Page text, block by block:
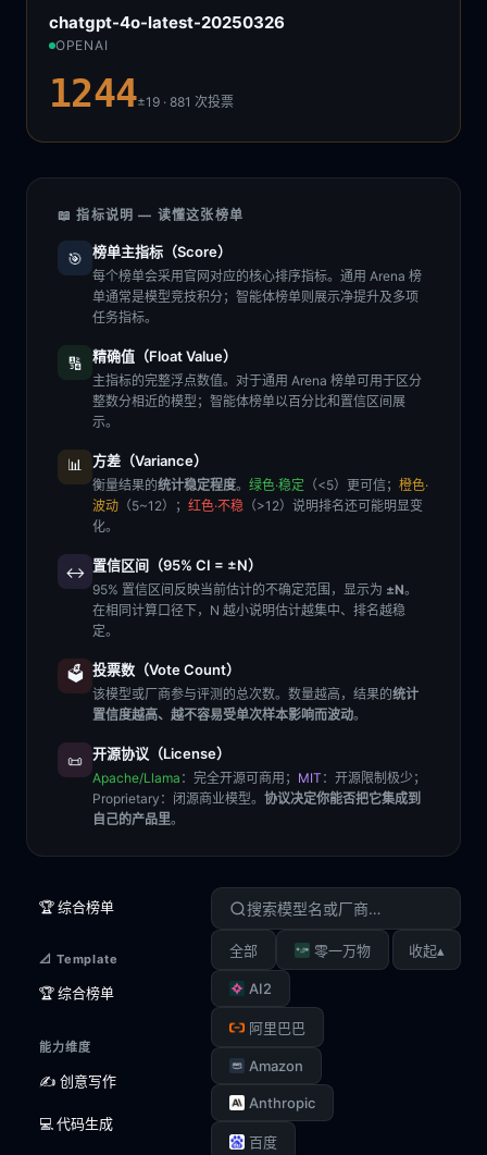
chatgpt-4o-latest-20250326
OPENAI
1244±19 · 881次投票
📖 指标说明 — 读懂这张榜单
🎯 榜单主指标（Score）
每个榜单会采用官网对应的核心排序指标。通用 Arena 榜
单通常是模型竞技积分；智能体榜单则展示净提升及多项
任务指标。
🔢 精确值（Float Value）
主指标的完整浮点数值。对于通用 Arena 榜单可用于区分
整数分相近的模型；智能体榜单以百分比和置信区间展
示。
📊 方差（Variance）
衡量结果的统计稳定程度。 绿色·稳定 （<5）更可信； 橙色·
波动 （5~12）； 红色·不稳 （>12）说明排名还可能明显变
化。
↔️ 置信区间（95% CI = ±N）
95% 置信区间反映当前估计的不确定范围，显示为 ±N。
在相同计算口径下，N 越小说明估计越集中、排名越稳
定。
🗳️ 投票数（Vote Count）
该模型或厂商参与评测的总次数。数量越高，结果的统计
置信度越高、越不容易受单次样本影响而波动。
📜 开源协议（License）
Apache/Llama ：完全开源可商用； MIT ：开源限制极少；
Proprietary ：闭源商业模型。 协议决定你能否把它集成到
自己的产品里。
🏆 综合榜单
📐 Template
🏆 综合榜单
能力维度
✍️ 创意写作
💻 代码生成
全部 零一万物
AI2
阿里巴巴
Amazon
Anthropic
百度
收起▴